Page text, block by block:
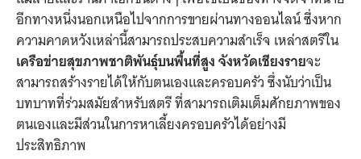
อีกทางหนึ่งนอกเหนือไปจากการขายผ่านทางออนไลน์ ซึ่งหาก
ความคาดหวังเหล่านี้สามารถประสบความสำเร็จ เหล่าสตรีใน
เครือข่ายสุขภาพชาติพันธุ์บนพื้นที่สูง จังหวัดเชียงรายจะ
สามารถสร้างรายได้ให้กับตนเองและครอบครัว ซึ่งนับว่าเป็น
บทบาทที่ร่วมสมัยสำหรับสตรี ที่สามารถเติมเต็มศักยภาพของ
ตนเองและมีส่วนในการหาเลี้ยงครอบครัวได้อย่างมี
ประสิทธิภาพ